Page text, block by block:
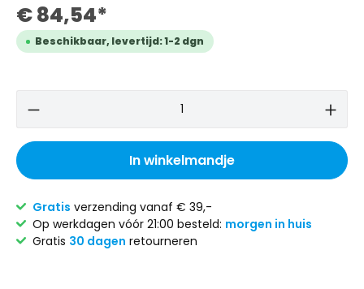
€ 84,54*
Beschikbaar, levertijd: 1-2 dgn
In winkelmandje
Gratis verzending vanaf € 39,-
Op werkdagen vóór 21:00 besteld: morgen in huis
Gratis 30 dagen retourneren